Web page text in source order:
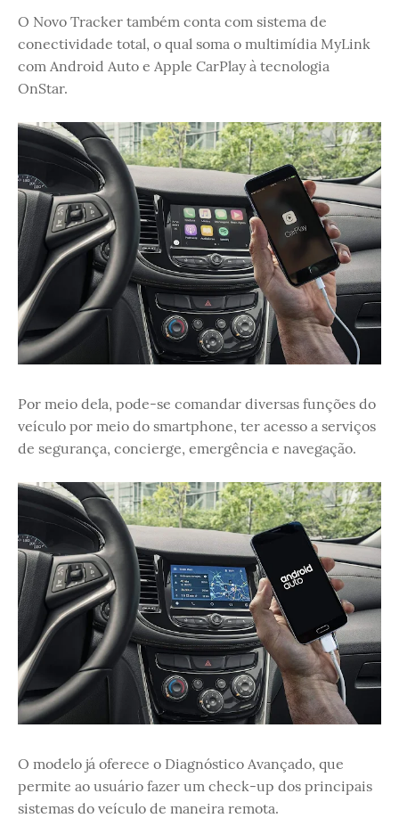
O Novo Tracker também conta com sistema de
conectividade total, o qual soma o multimídia MyLink
com Android Auto e Apple CarPlay à tecnologia
OnStar.
Por meio dela, pode-se comandar diversas funções do
veículo por meio do smartphone, ter acesso a serviços
de segurança, concierge, emergência e navegação.
O modelo já oferece o Diagnóstico Avançado, que
permite ao usuário fazer um check-up dos principais
sistemas do veículo de maneira remota.